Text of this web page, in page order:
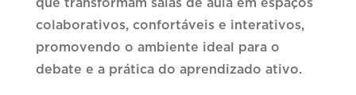
que transformam salas de aula em espaços
colaborativos, confortáveis e interativos,
promovendo o ambiente ideal para o
debate e a prática do aprendizado ativo.